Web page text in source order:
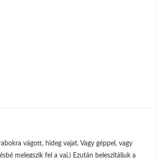
vágott, hideg vajat. Vagy géppel, vagy
melegszik fel a vaj.) Ezután beleszitáljuk a